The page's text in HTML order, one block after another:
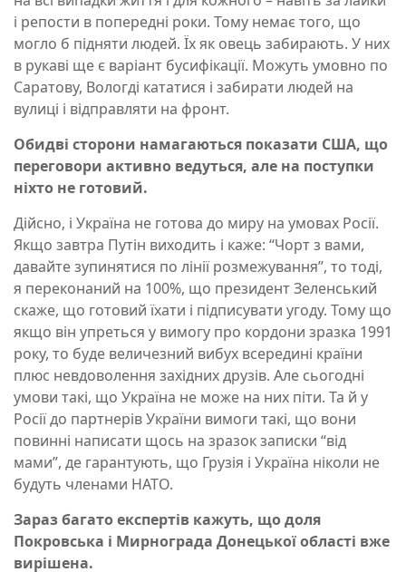
і репости в попередні роки. Тому немає того, що
могло б підняти людей. Їх як овець забирають. У них
в рукаві ще є варіант бусифікації. Можуть умовно по
Саратову, Вологді кататися і забирати людей на
вулиці і відправляти на фронт.
Обидві сторони намагаються показати США, що
переговори активно ведуться, але на поступки
ніхто не готовий.
Дійсно, і Україна не готова до миру на умовах Росії.
Якщо завтра Путін виходить і каже: “Чорт з вами,
давайте зупинятися по лінії розмежування”, то тоді,
я переконаний на 100%, що президент Зеленський
скаже, що готовий їхати і підписувати угоду. Тому що
якщо він упреться у вимогу про кордони зразка 1991
року, то буде величезний вибух всередині країни
плюс невдоволення західних друзів. Але сьогодні
умови такі, що Україна не може на них піти. Та й у
Росії до партнерів України вимоги такі, що вони
повинні написати щось на зразок записки “від
мами”, де гарантують, що Грузія і Україна ніколи не
будуть членами НАТО.
Зараз багато експертів кажуть, що доля
Покровська і Мирнограда Донецької області вже
вирішена.